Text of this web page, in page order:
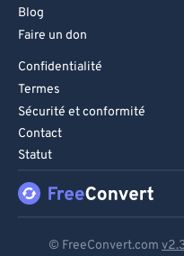
Blog
Faire un don
Confidentialité
Termes
Sécurité et conformité
Contact
Statut
© FreeConvert.com